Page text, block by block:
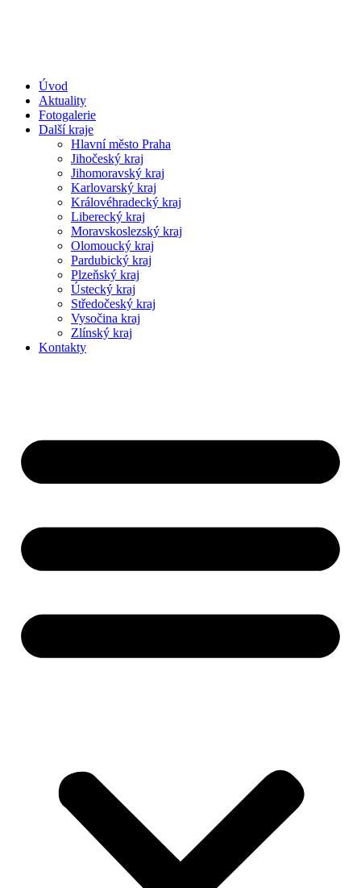
Úvod
Aktuality
Fotogalerie
Další kraje
Hlavní město Praha
Jihočeský kraj
Jihomoravský kraj
Karlovarský kraj
Královéhradecký kraj
Liberecký kraj
Moravskoslezský kraj
Olomoucký kraj
Pardubický kraj
Plzeňský kraj
Ústecký kraj
Středočeský kraj
Vysočina kraj
Zlínský kraj
Kontakty